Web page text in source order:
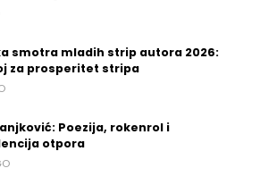
smotra mladih strip autora 2026:
za prosperitet stripa
Poezija, rokenrol i
otpora